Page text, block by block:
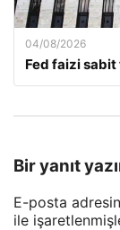
04/08/2026
Fed faizi
Bir yanıt
E-posta
ile